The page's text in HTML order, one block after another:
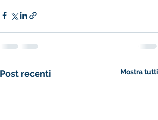
Post recenti Mostra tutti